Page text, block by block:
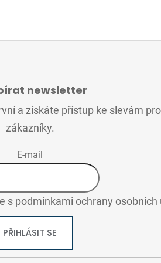
newsletter
a získáte přístup ke slevám
zákazníky.
E-mail
s podmínkami ochrany osobních
PŘIHLÁSIT SE